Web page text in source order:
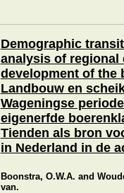
Demographic
analysis of regional
development of the
Landbouw en
Wageningse
eigenerfde
Tienden als bron
in Nederland in de
Boonstra, O.W.A. and
van.